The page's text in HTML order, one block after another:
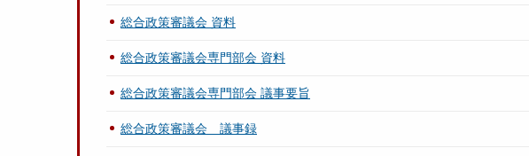
総合政策審議会 資料
総合政策審議会専門部会 資料
総合政策審議会専門部会 議事要旨
総合政策審議会 議事録